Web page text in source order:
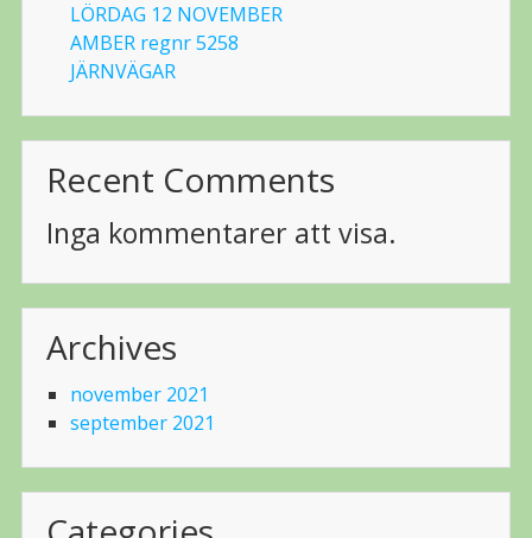
LÖRDAG 12 NOVEMBER
AMBER regnr 5258
JÄRNVÄGAR
Recent Comments
Inga kommentarer att visa.
Archives
november 2021
september 2021